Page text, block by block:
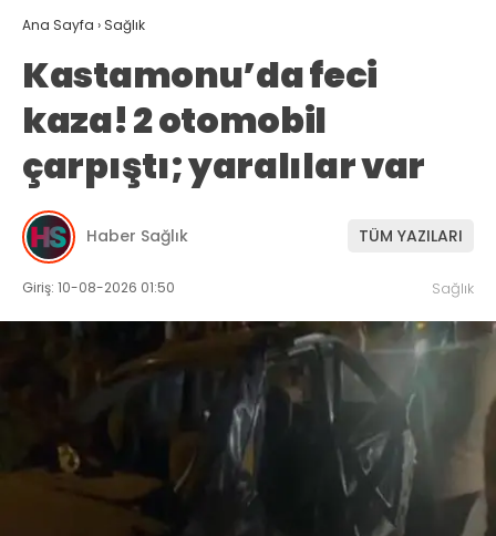
Ana Sayfa › Sağlık
Kastamonu’da feci
kaza! 2 otomobil
çarpıştı; yaralılar var
Haber Sağlık TÜM YAZILARI
Giriş: 10-08-2026 01:50 Sağlık